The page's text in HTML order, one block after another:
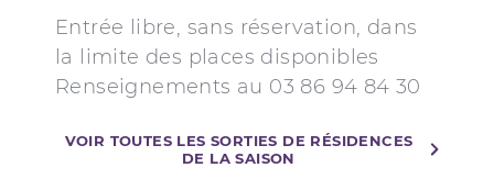
Entrée libre, sans réservation, dans
la limite des places disponibles
Renseignements au 03 86 94 84 30
VOIR TOUTES LES SORTIES DE RÉSIDENCES
DE LA SAISON